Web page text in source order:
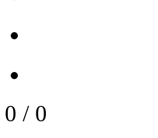
0 / 0